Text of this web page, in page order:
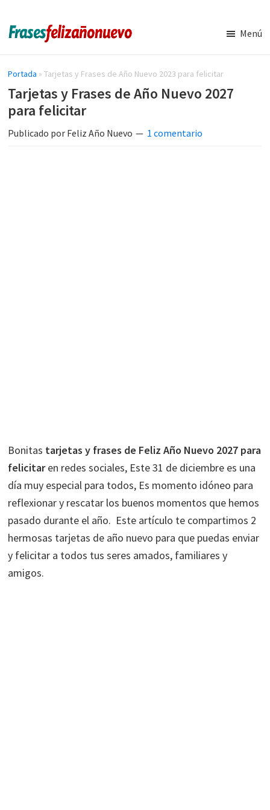
contenido
lateral
principal
Frases
de
Feliz
Año
Nuevo
de
navidad
y
año
nuevo
Menú
Portada »Tarjetas y Frases de Año Nuevo 2023 para felicitar
Tarjetas y Frases de Año Nuevo 2027
para felicitar
Publicado por Feliz Año Nuevo 1 comentario
Bonitas tarjetas y frases de Feliz Año Nuevo 2027 para
felicitaren redes sociales, Este 31 de diciembre es una
día muy especial para todos, Es momento idóneo para
reflexionar y rescatar los buenos momentos que hemos
pasado durante el año. Este artículo te compartimos 2
hermosas tarjetas de año nuevo para que puedas enviar
y felicitar a todos tus seres amados, familiares y
amigos.